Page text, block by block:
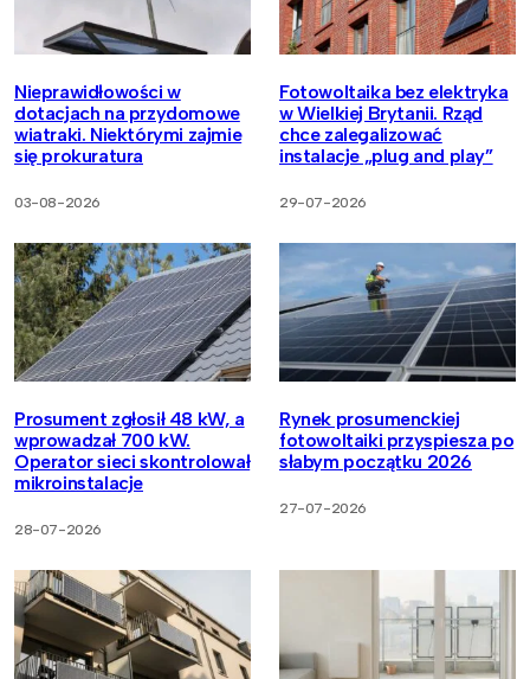
Nieprawidłowości w
dotacjach na przydomowe
wiatraki. Niektórymi zajmie
się prokuratura
03-08-2026
Fotowoltaika bez elektryka
w Wielkiej Brytanii. Rząd
chce zalegalizować
instalacje „plug and play”
29-07-2026
Prosument zgłosił 48 kW, a
wprowadzał 700 kW.
Operator sieci skontrolował
mikroinstalacje
28-07-2026
Rynek prosumenckiej
fotowoltaiki przyspiesza po
słabym początku 2026
27-07-2026